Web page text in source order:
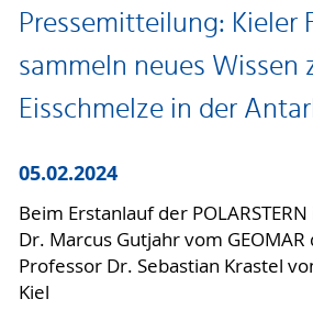
Pressemitteilung: Kieler
sammeln neues Wissen
Eisschmelze in der
05.02.2024
Beim Erstanlauf der
Dr. Marcus Gutjahr vom
Professor Dr. Sebastian Krastel
Kiel